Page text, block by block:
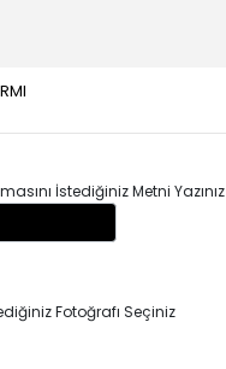
İstediğiniz Metni Yazınız
Fotoğrafı Seçiniz